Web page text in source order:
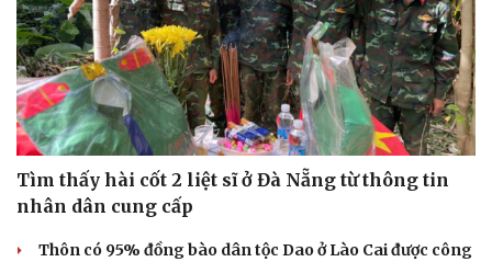
Tìm thấy hài cốt 2 liệt sĩ ở Đà Nẵng từ thông tin
nhân dân cung cấp
Thôn có 95% đồng bào dân tộc Dao ở Lào Cai được công